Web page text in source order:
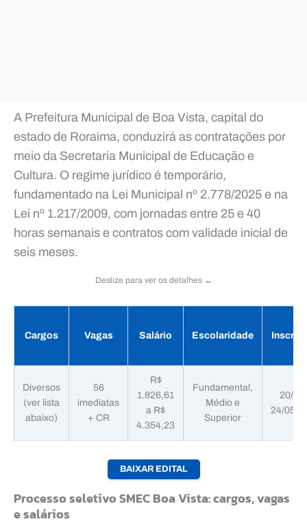
A Prefeitura Municipal de Boa Vista, capital do
estado de Roraima, conduzirá as contratações por
meio da Secretaria Municipal de Educação e
Cultura. O regime jurídico é temporário,
fundamentado na Lei Municipal nº 2.778/2025 e na
Lei nº 1.217/2009, com jornadas entre 25 e 40
horas semanais e contratos com validade inicial de
seis meses.
Deslize para ver os detalhes ↔️
Cargos Vagas Salário Escolaridade
Diversos
(ver lista
abaixo)
56
imediatas
+ CR
R$
1.826,61
a R$
4.354,23
Fundamental,
Médio e
Superior
20/05
24/05/
BAIXAR EDITAL
Processo seletivo SMEC Boa Vista: cargos, vagas
e salários